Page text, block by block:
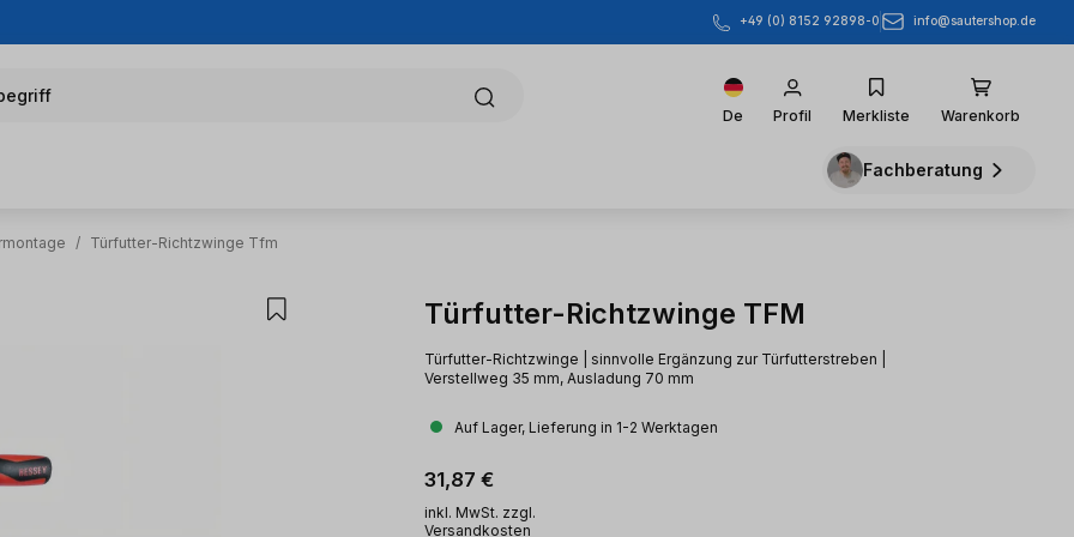
+49 (0) 8152 92898-0 info@sautershop.de
De Profil Merkliste Warenkorb
Fachberatung
/ Türfutter-Richtzwinge Tfm
Türfutter-Richtzwinge TFM
Türfutter-Richtzwinge | sinnvolle Ergänzung zur Türfutterstreben |
Verstellweg 35 mm, Ausladung 70 mm
Auf Lager, Lieferung in 1-2 Werktagen
Regulärer Preis:
31,87 €
inkl. MwSt. zzgl.
Versandkosten